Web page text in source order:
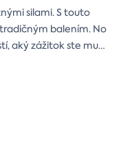
silami. S touto
balením. No
aký zážitok ste mu